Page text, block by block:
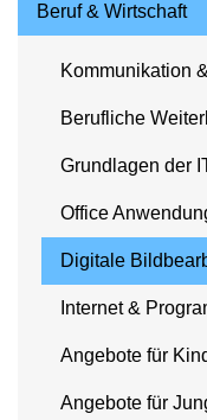
Beruf & Wirtschaft
Kommunikation
Berufliche
Grundlagen der
Office
Digitale
Internet &
Angebote für
Angebote für